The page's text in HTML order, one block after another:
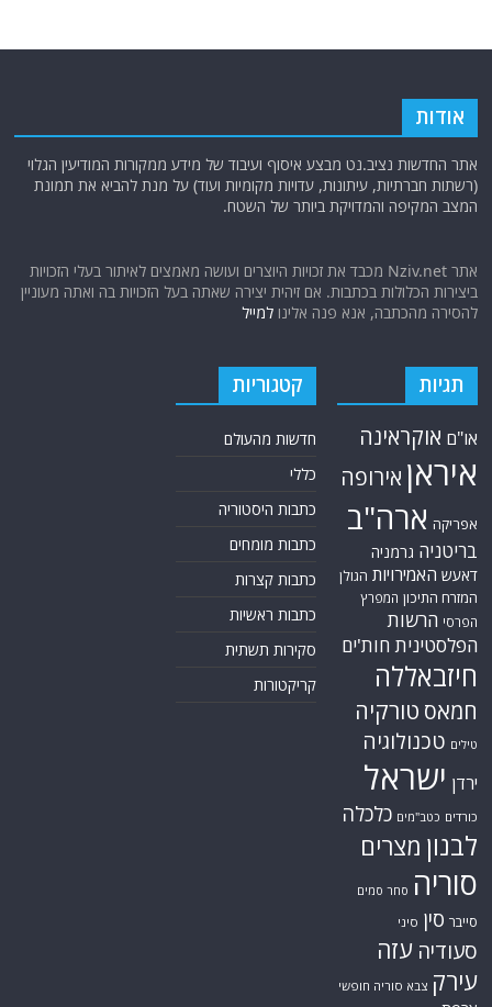
אודות
אתר החדשות נציב.נט מבצע איסוף ועיבוד של מידע ממקורות המודיעין הגלוי
(רשתות חברתיות, עיתונות, עדויות מקומיות ועוד) על מנת להביא את תמונת
המצב המקיפה והמדויקת ביותר של השטח.
אתר Nziv.net מכבד את זכויות היוצרים ועושה מאמצים לאיתור בעלי הזכויות
ביצירות הכלולות בכתבות. אם זיהית יצירה שאתה בעל הזכויות בה ואתה מעוניין
להסירה מהכתבה, אנא פנה אלינולמייל
תגיות
או"ם אוקראינה
איראן אירופה
אפריקה ארה"ב
בריטניה גרמניה
דאעש האמירויות הגולן
המזרח התיכון המפרץ
הפרסי הרשות
הפלסטינית חות'ים
חיזבאללה
חמאס טורקיה
טילים טכנולוגיה
ירדן ישראל
כורדים כטב"מים כלכלה
לבנון מצרים
סוריה סחר סמים
סייבר סין סיני
סעודיה עזה
עירק צבא סוריה חופשי
קטגוריות
חדשות מהעולם
כללי
כתבות היסטוריה
כתבות מומחים
כתבות קצרות
כתבות ראשיות
סקירות תשתית
קריקטורות